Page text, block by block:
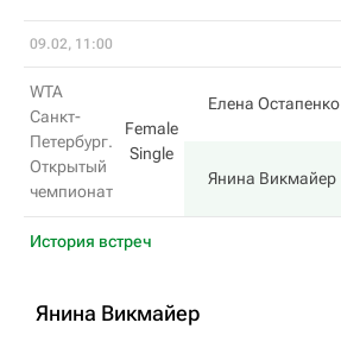
09.02, 11:00
WTA
Санкт-
Петербург.
Открытый
чемпионат
Female
Single
Елена Остапенко
Янина Викмайер
История встреч
Янина Викмайер